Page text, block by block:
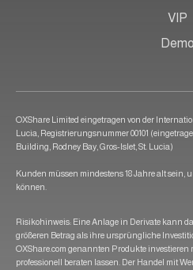
VIP
Demo
OXShare Limited eingetragen von der
Lucia, Registrierungsnummer 00101
Building, Rodney Bay, Gros-Islet, St. Lucia)
Kunden müssen mindestens 18 Jahre alt sein,
können.
Risikohinweis: Eine Anlage in Derivate kann
größeren Betrag als ihre ursprüngliche
OXShare.com genannten Produkte investieren
professionell beraten lassen. Der Handel mit